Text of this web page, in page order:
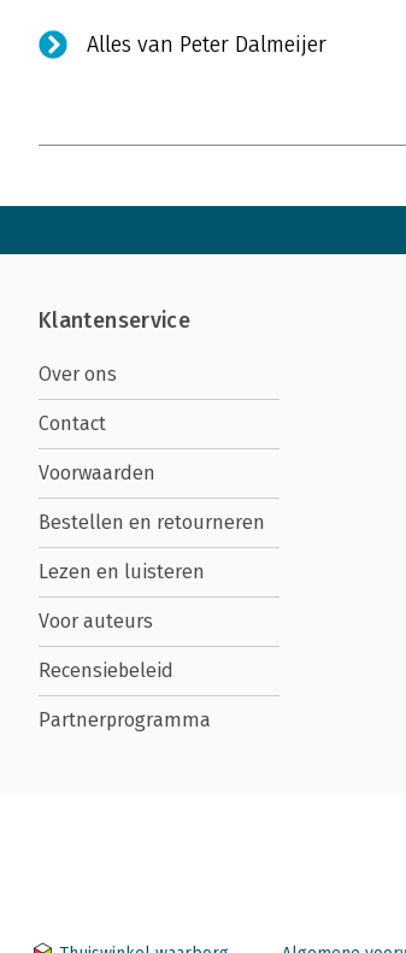
Alles van Peter Dalmeijer
Klantenservice
Over ons
Contact
Voorwaarden
Bestellen en retourneren
Lezen en luisteren
Voor auteurs
Recensiebeleid
Partnerprogramma